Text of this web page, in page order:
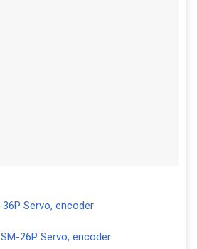
Servo, encoder
26P Servo, encoder